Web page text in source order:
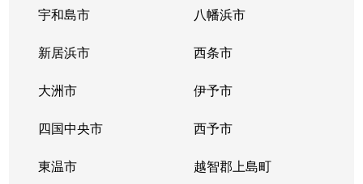
宇和島市 八幡浜市
新居浜市 西条市
大洲市 伊予市
四国中央市 西予市
東温市 越智郡上島町